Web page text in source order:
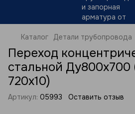
Каталог Детали трубопровода
Переход
стальной Ду800х700
720х10)
Артикул: 05993 Оставить отзыв